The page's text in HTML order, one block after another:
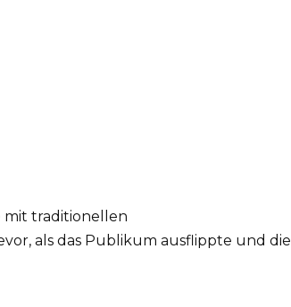
mit traditionellen
als das Publikum ausflippte und die